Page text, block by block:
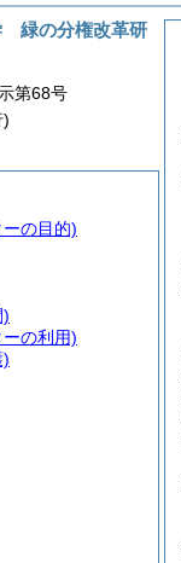
緑の分権改革研
第68号
の目的)
)
の利用)
)